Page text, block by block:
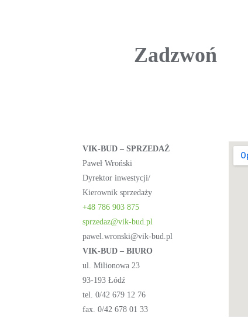
Zadzwoń
VIK-BUD – SPRZEDAŻ
Paweł Wroński
Dyrektor inwestycji/
Kierownik sprzedaży
+48 786 903 875
sprzedaz@vik-bud.pl
pawel.wronski@vik-bud.pl
VIK-BUD – BIURO
ul. Milionowa 23
93-193 Łódź
tel. 0/42 679 12 76
fax. 0/42 678 01 33